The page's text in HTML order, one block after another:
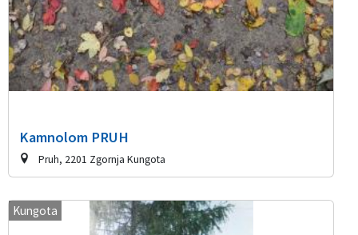
Kamnolom PRUH
Pruh, 2201 Zgornja Kungota
Kungota